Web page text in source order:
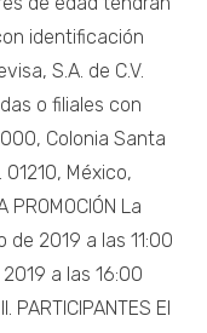
identificación
S.A. de C.V.
o filiales con
Colonia Santa
01210, México,
PROMOCIÓN La
de 2019 a las 11:00
a las 16:00
PARTICIPANTES El